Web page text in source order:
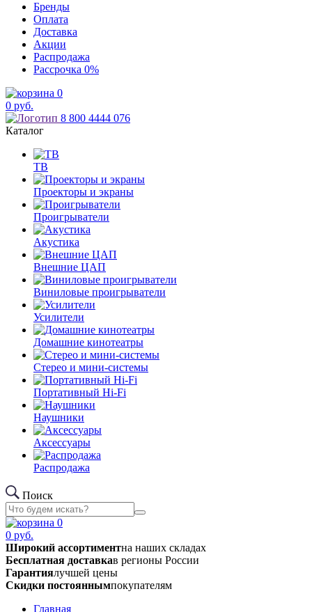
Бренды
Оплата
Доставка
Акции
Распродажа
Рассрочка 0%
0
0 руб.
8 800 4444 076
Каталог
ТВ
Проекторы и экраны
Проигрыватели
Акустика
Внешние ЦАП
Виниловые проигрыватели
Усилители
Домашние кинотеатры
Стерео и мини-системы
Портативный Hi-Fi
Наушники
Аксессуары
Распродажа
Поиск
0
0 руб.
Широкий ассортиментна наших складах
Бесплатная доставкав регионы России
Гарантиялучшей цены
Скидки постояннымпокупателям
Главная